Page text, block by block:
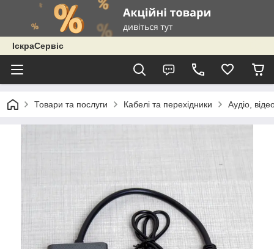
ІскраСервіс
Товари та послуги Кабелі та перехідники Аудіо,